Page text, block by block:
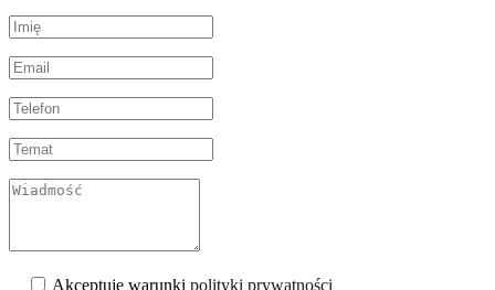
Akceptuję warunki polityki prywatności